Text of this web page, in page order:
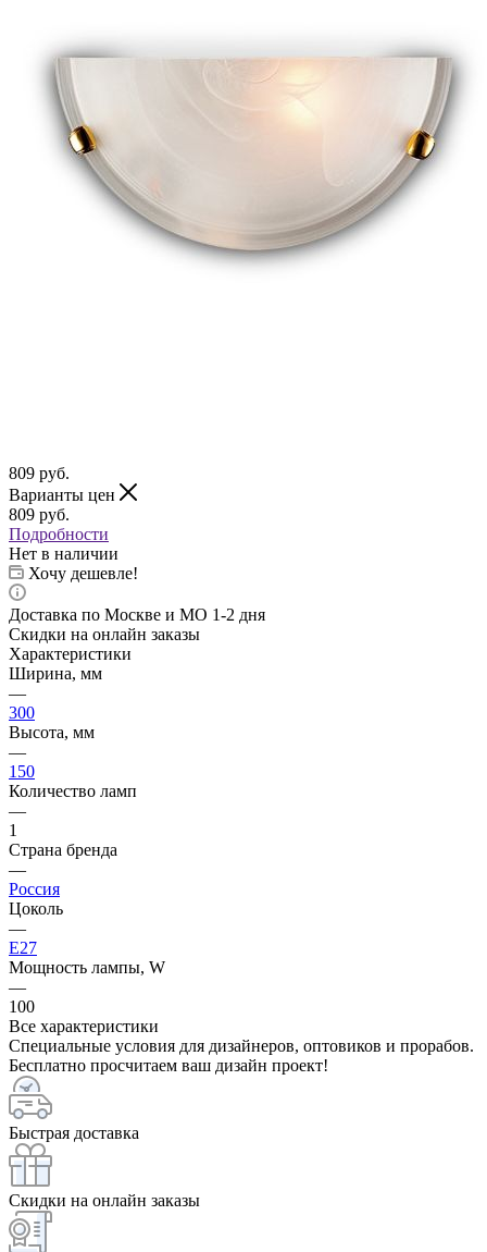
809 руб.
Варианты цен
809 руб.
Подробности
Нет в наличии
Хочу дешевле!
Доставка по Москве и МО 1-2 дня
Скидки на онлайн заказы
Характеристики
Ширина, мм
—
300
Высота, мм
—
150
Количество ламп
—
1
Страна бренда
—
Россия
Цоколь
—
E27
Мощность лампы, W
—
100
Все характеристики
Специальные условия для дизайнеров, оптовиков и прорабов.
Бесплатно просчитаем ваш дизайн проект!
Быстрая доставка
Скидки на онлайн заказы